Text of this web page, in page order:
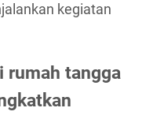
kegiatan
rumah tangga